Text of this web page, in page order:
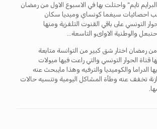
تايم” واحتلت بها في الاسبوع الاول من رمضان
احصائيات سيغما كونساي وميديا سكان
التونسي على باقي القنوت التلفزية ومنها
والوطنية الاولىو التاسعة…
رمضان اختار شق كبير من التوانسة متابعة
قناة الحوار التونسي والتي راعت فيها ميولات
الدراما والكوميديا والترفيه وهذا مايبحث عنه
تخفف عنه وطأة المشاكل اليومية وتنسيه حالات